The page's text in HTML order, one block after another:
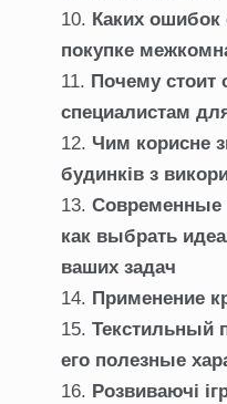
Каких ошибок
покупке
Почему стоит
специалистам
Чим корисне
будинків з
Современные
как выбрать
ваших задач
Применение
Текстильный
его полезные
Розвиваючі